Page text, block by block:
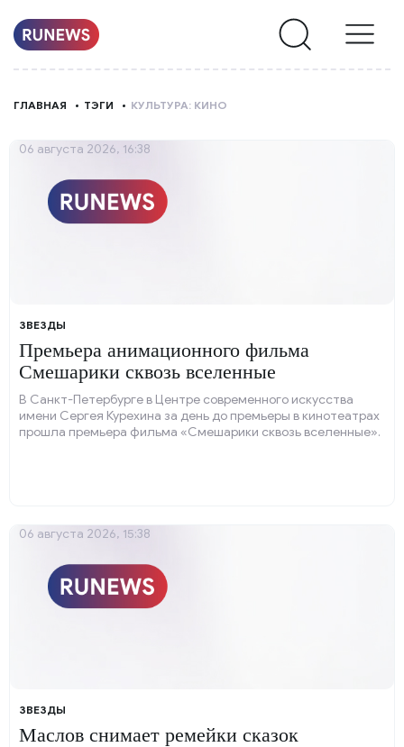
ГЛАВНАЯ ТЭГИ КУЛЬТУРА: КИНО
ЗВЕЗДЫ
Премьера анимационного фильма
Смешарики сквозь вселенные
В Санкт-Петербурге в Центре современного искусства
имени Сергея Курехина за день до премьеры в кинотеатрах
прошла премьера фильма «Смешарики сквозь вселенные».
06 августа 2026, 16:38
ЗВЕЗДЫ
Маслов снимает ремейки сказок
06 августа 2026, 15:38